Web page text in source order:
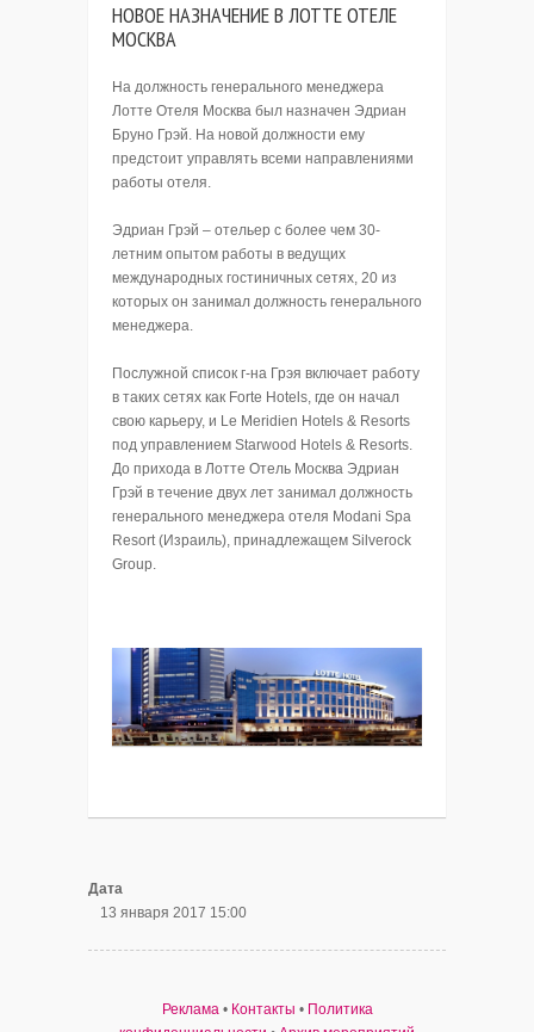
НОВОЕ НАЗНАЧЕНИЕ В ЛОТТЕ ОТЕЛЕ
МОСКВА
На должность генерального менеджера
Лотте Отеля Москва был назначен Эдриан
Бруно Грэй. На новой должности ему
предстоит управлять всеми направлениями
работы отеля.
Эдриан Грэй – отельер с более чем 30-
летним опытом работы в ведущих
международных гостиничных сетях, 20 из
которых он занимал должность генерального
менеджера.
Послужной список г-на Грэя включает работу
в таких сетях как Forte Hotels, где он начал
свою карьеру, и Le Meridien Hotels & Resorts
под управлением Starwood Hotels & Resorts.
До прихода в Лотте Отель Москва Эдриан
Грэй в течение двух лет занимал должность
генерального менеджера отеля Modani Spa
Resort (Израиль), принадлежащем Silverock
Group.
Дата
13 января 2017 15:00
Реклама • Контакты • Политика